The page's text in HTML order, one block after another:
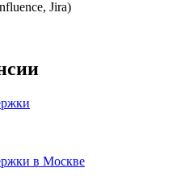
Jira)
в Москве